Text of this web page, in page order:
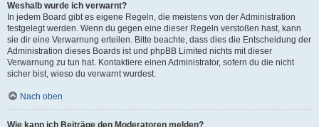
Weshalb wurde ich verwarnt?
In jedem Board gibt es eigene Regeln, die meistens von der Administration
festgelegt werden. Wenn du gegen eine dieser Regeln verstoßen hast, kann
sie dir eine Verwarnung erteilen. Bitte beachte, dass dies die Entscheidung der
Administration dieses Boards ist und phpBB Limited nichts mit dieser
Verwarnung zu tun hat. Kontaktiere einen Administrator, sofern du die nicht
sicher bist, wieso du verwarnt wurdest.
Nach oben